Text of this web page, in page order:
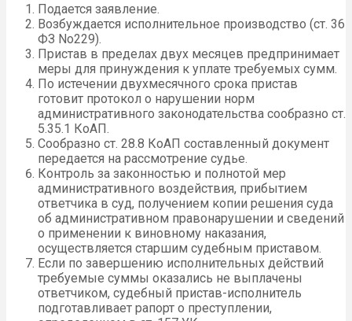
Подается заявление.
Возбуждается исполнительное производство (ст. 36
ФЗ No229).
Пристав в пределах двух месяцев предпринимает
меры для принуждения к уплате требуемых сумм.
По истечении двухмесячного срока пристав
готовит протокол о нарушении норм
административного законодательства сообразно ст.
5.35.1 КоАП.
Сообразно ст. 28.8 КоАП составленный документ
передается на рассмотрение судье.
Контроль за законностью и полнотой мер
административного воздействия, прибытием
ответчика в суд, получением копии решения суда
об административном правонарушении и сведений
о применении к виновному наказания,
осуществляется старшим судебным приставом.
Если по завершению исполнительных действий
требуемые суммы оказались не выплачены
ответчиком, судебный пристав-исполнитель
подготавливает рапорт о преступлении,